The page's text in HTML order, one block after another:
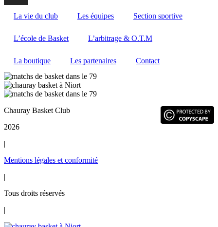
La vie du club Les équipes Section sportive
L’école de Basket L’arbitrage & O.T.M
La boutique Les partenaires Contact
Chauray Basket Club
2026
|
Mentions légales et conformité
|
Tous droits réservés
|